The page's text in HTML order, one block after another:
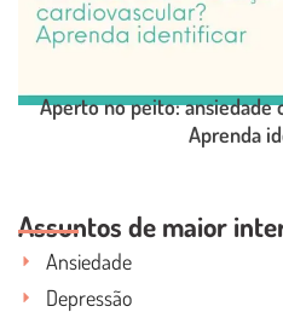
Aperto no peito: ansiedade
Aprenda
Assuntos de maior
Ansiedade
Depressão